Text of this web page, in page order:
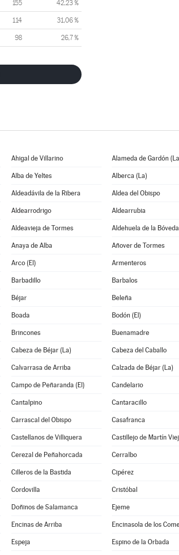
155 42,23 %
114 31,06 %
98 26,7 %
Ahigal de Villarino Alameda de Gardón
Alba de Yeltes Alberca (La)
Aldeadávila de la Ribera Aldea del Obispo
Aldearrodrigo Aldearrubia
Aldeavieja de Tormes Aldehuela de la Bóveda
Anaya de Alba Añover de Tormes
Arco (El) Armenteros
Barbadillo Barbalos
Béjar Beleña
Boada Bodón (El)
Brincones Buenamadre
Cabeza de Béjar (La) Cabeza del Caballo
Calvarrasa de Arriba Calzada de Béjar (La)
Campo de Peñaranda (El) Candelario
Cantalpino Cantaracillo
Carrascal del Obispo Casafranca
Castellanos de Villiquera Castillejo de Martín
Cerezal de Peñahorcada Cerralbo
Cilleros de la Bastida Cipérez
Cordovilla Cristóbal
Doñinos de Salamanca Ejeme
Encinas de Arriba
Espeja Espino de la Orbada